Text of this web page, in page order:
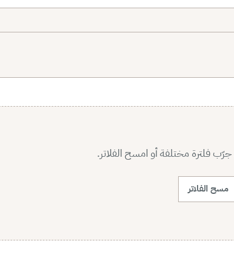
فلترة مختلفة أو امسح الفلاتر.
مسح الفلاتر